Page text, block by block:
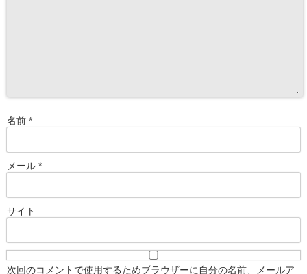
名前 *
メール *
サイト
次回のコメントで使用するためブラウザーに自分の名前、メールア